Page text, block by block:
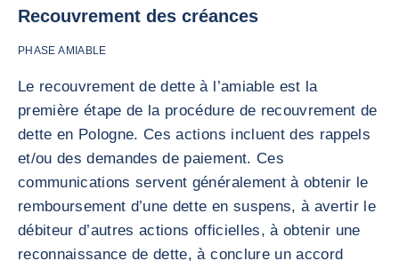
Recouvrement des créances
PHASE AMIABLE
Le recouvrement de dette à l’amiable est la
première étape de la procédure de recouvrement de
dette en Pologne. Ces actions incluent des rappels
et/ou des demandes de paiement. Ces
communications servent généralement à obtenir le
remboursement d’une dette en suspens, à avertir le
débiteur d’autres actions officielles, à obtenir une
reconnaissance de dette, à conclure un accord